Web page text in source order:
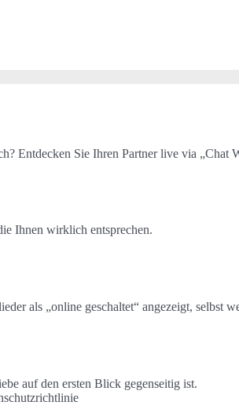
Entdecken Sie Ihren Partner live via „Chat
Ihnen wirklich entsprechen.
als „online geschaltet“ angezeigt, selbst
auf den ersten Blick gegenseitig ist.